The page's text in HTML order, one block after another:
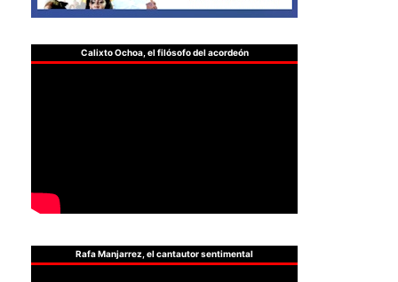
Calixto Ochoa, el filósofo del acordeón
Rafa Manjarrez, el cantautor sentimental